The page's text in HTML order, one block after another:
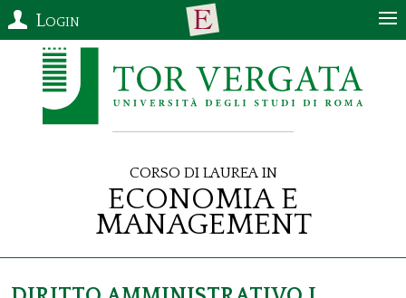
Login
Corso di Laurea in
Economia e
Management